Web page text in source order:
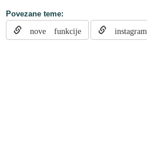
Povezane teme:
nove funkcije instagram